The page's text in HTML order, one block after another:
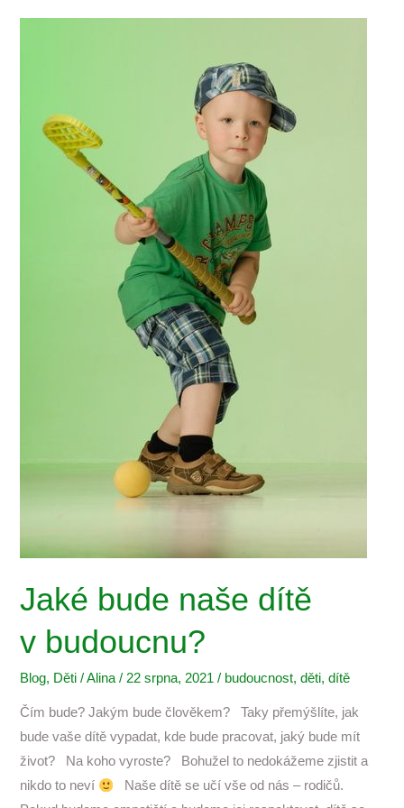
Jaké bude naše dítě
v budoucnu?
Blog, Děti /Alina/ 22 srpna, 2021/ budoucnost,děti,dítě
Čím bude? Jakým bude člověkem? Taky přemýšlíte, jak
bude vaše dítě vypadat, kde bude pracovat, jaký bude mít
život? Na koho vyroste? Bohužel to nedokážeme zjistit a
nikdo to neví
Naše dítě se učí vše od nás – rodičů.
v budoucnu?